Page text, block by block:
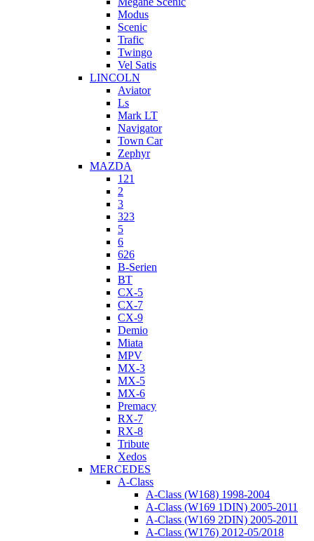
Modus
Scenic
Trafic
Twingo
Vel Satis
LINCOLN
Aviator
Ls
Mark LT
Navigator
Town Car
Zephyr
MAZDA
121
2
3
323
5
6
626
B-Serien
BT
CX-5
CX-7
CX-9
Demio
Miata
MPV
MX-3
MX-5
MX-6
Premacy
RX-7
RX-8
Tribute
Xedos
MERCEDES
A-Class
A-Class (W168) 1998-2004
A-Class (W169 1DIN) 2005-2011
A-Class (W169 2DIN) 2005-2011
A-Class (W176) 2012-05/2018